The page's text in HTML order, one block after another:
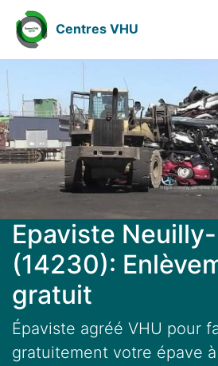
Centres VHU
Epaviste
(14230):
gratuit
Épaviste agréé VHU pour
gratuitement votre épave